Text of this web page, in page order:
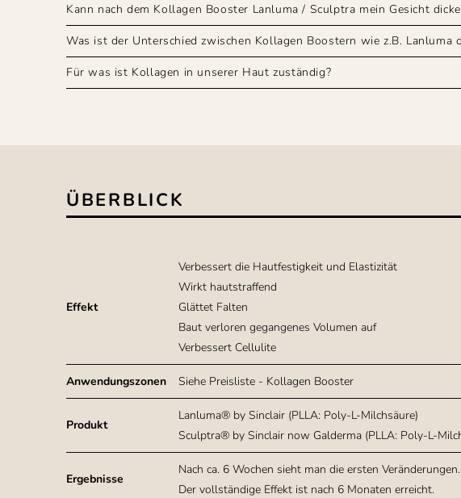
Kann nach dem Kollagen Booster Lanluma / Sculptra mein Gesicht
Was ist der Unterschied zwischen Kollagen Boostern wie z.B.
Für was ist Kollagen in unserer Haut zuständig?
ÜBERBLICK
Effekt
Verbessert die Hautfestigkeit und Elastizität
Wirkt hautstraffend
Glättet Falten
Baut verloren gegangenes Volumen auf
Verbessert Cellulite
Anwendungszonen Siehe Preisliste - Kollagen Booster
Produkt
Lanluma® by Sinclair (PLLA: Poly-L-Milchsäure)
Sculptra® by Sinclair now Galderma (PLLA: Poly-L-
Ergebnisse
Nach ca. 6 Wochen sieht man die ersten Veränderungen.
Der vollständige Effekt ist nach 6 Monaten erreicht.